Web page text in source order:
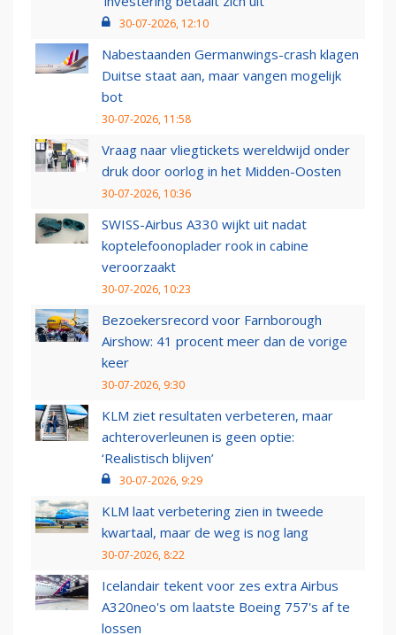
30-07-2026, 12:10
Nabestaanden Germanwings-crash klagen
Duitse staat aan, maar vangen mogelijk
bot
30-07-2026, 11:58
Vraag naar vliegtickets wereldwijd onder
druk door oorlog in het Midden-Oosten
30-07-2026, 10:36
SWISS-Airbus A330 wijkt uit nadat
koptelefoonoplader rook in cabine
veroorzaakt
30-07-2026, 10:23
Bezoekersrecord voor Farnborough
Airshow: 41 procent meer dan de vorige
keer
30-07-2026, 9:30
KLM ziet resultaten verbeteren, maar
achteroverleunen is geen optie:
‘Realistisch blijven’
30-07-2026, 9:29
KLM laat verbetering zien in tweede
kwartaal, maar de weg is nog lang
30-07-2026, 8:22
Icelandair tekent voor zes extra Airbus
A320neo's om laatste Boeing 757's af te
lossen